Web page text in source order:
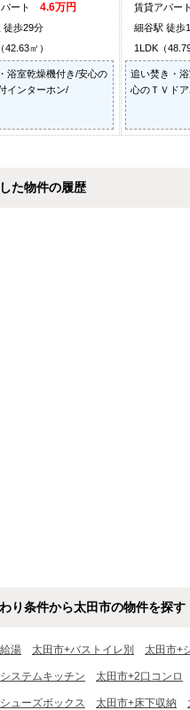
パート 4.6万円
徒歩29分
42.63㎡）
浴室乾燥機付き/安心の
インターホン/
賃貸アパー
細谷駅 徒歩
1LDK（48.79
追い焚き・
心のＴＶド
た物件の履歴
り条件から太田市の物件を探す
湯 太田市+バストイレ別 太田市+
ステムキッチン 太田市+2口コンロ
ューズボックス 太田市+床下収納